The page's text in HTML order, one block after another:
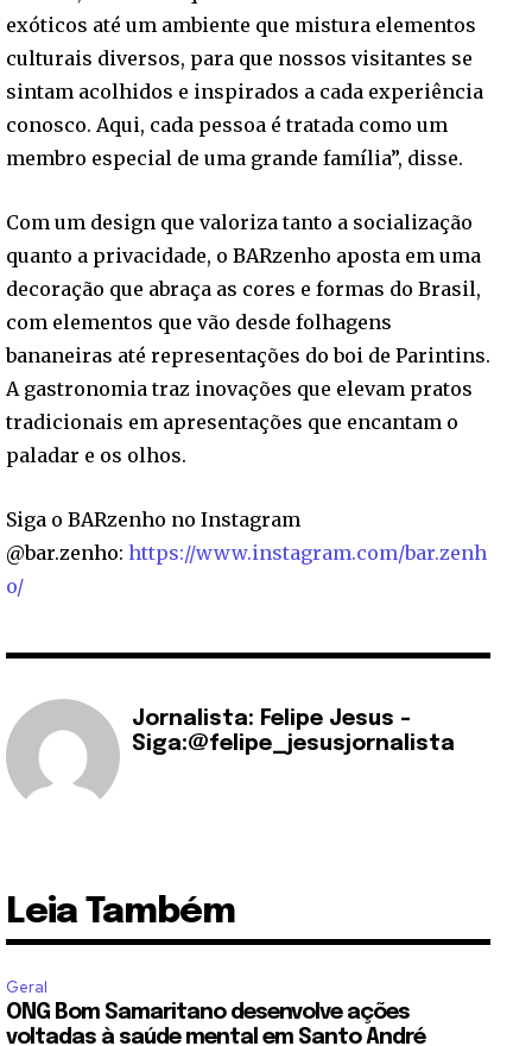
exóticos até um ambiente que mistura elementos
culturais diversos, para que nossos visitantes se
sintam acolhidos e inspirados a cada experiência
conosco. Aqui, cada pessoa é tratada como um
membro especial de uma grande família”, disse.
Com um design que valoriza tanto a socialização
quanto a privacidade, o BARzenho aposta em uma
decoração que abraça as cores e formas do Brasil,
com elementos que vão desde folhagens
bananeiras até representações do boi de Parintins.
A gastronomia traz inovações que elevam pratos
tradicionais em apresentações que encantam o
paladar e os olhos.
Siga o BARzenho no Instagram
@bar.zenho: https://www.instagram.com/bar.zenh
o/
Jornalista: Felipe Jesus -
Siga:@felipe_jesusjornalista
Leia Também
Geral
ONG Bom Samaritano desenvolve ações
voltadas à saúde mental em Santo André